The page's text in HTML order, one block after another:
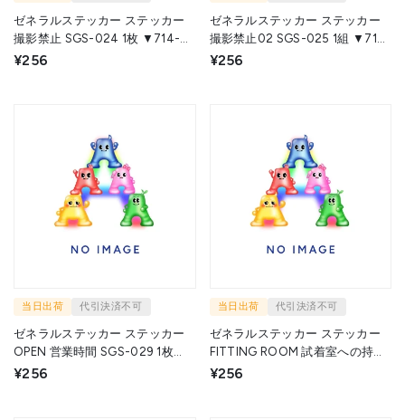
ゼネラルステッカー ステッカー
撮影禁止 SGS-024 1枚 ▼714-
5403
¥256
ゼネラルステッカー ステッカー
撮影禁止02 SGS-025 1組 ▼714-
6929
¥256
当日出荷 代引決済不可
ゼネラルステッカー ステッカー
OPEN 営業時間 SGS-029 1枚
▼714-5386
¥256
当日出荷 代引決済不可
ゼネラルステッカー ステッカー
FITTING ROOM 試着室への持ち
¥256